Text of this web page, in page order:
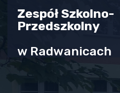
Zespół Szkolno-
Przedszkolny
w Radwanicach